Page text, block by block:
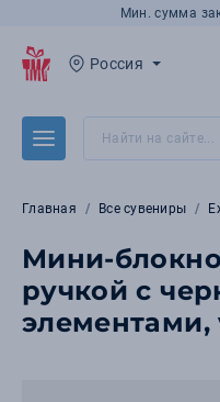
Мин. сумма
Россия
Главная Все сувениры
Мини-
ручкой с
элементами,